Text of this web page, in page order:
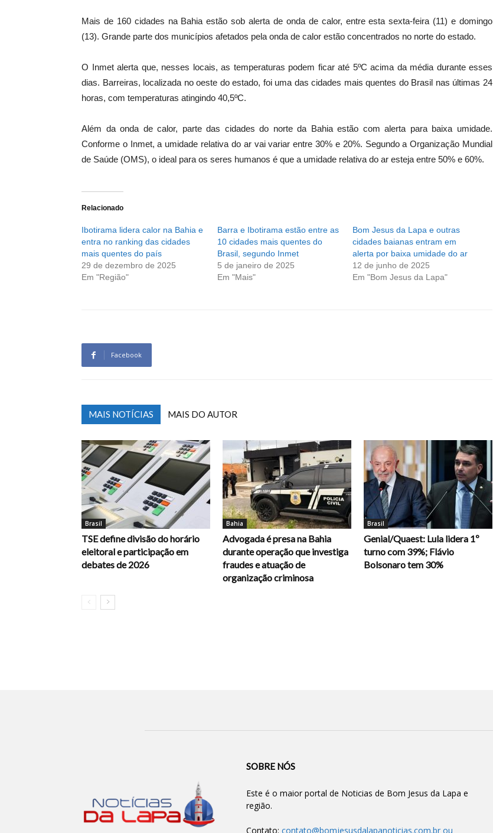
Mais de 160 cidades na Bahia estão sob alerta de onda de calor, entre esta sexta-feira (11) e domingo
(13). Grande parte dos municípios afetados pela onda de calor estão concentrados no norte do estado.
O Inmet alerta que, nesses locais, as temperaturas podem ficar até 5ºC acima da média durante esses
dias. Barreiras, localizada no oeste do estado, foi uma das cidades mais quentes do Brasil nas últimas 24
horas, com temperaturas atingindo 40,5ºC.
Além da onda de calor, parte das cidades do norte da Bahia estão com alerta para baixa umidade.
Conforme o Inmet, a umidade relativa do ar vai variar entre 30% e 20%. Segundo a Organização Mundial
de Saúde (OMS), o ideal para os seres humanos é que a umidade relativa do ar esteja entre 50% e 60%.
Relacionado
Ibotirama lidera calor na Bahia e
entra no ranking das cidades
mais quentes do país
29 de dezembro de 2025
Em "Região"
Barra e Ibotirama estão entre as
10 cidades mais quentes do
Brasil, segundo Inmet
5 de janeiro de 2025
Em "Mais"
Bom Jesus da Lapa e outras
cidades baianas entram em
alerta por baixa umidade do ar
12 de junho de 2025
Em "Bom Jesus da Lapa"
Facebook
MAIS NOTÍCIAS MAIS DO AUTOR
Brasil
TSE define divisão do horário
eleitoral e participação em
debates de 2026
Bahia
Advogada é presa na Bahia
durante operação que investiga
fraudes e atuação de
organização criminosa
Brasil
Genial/Quaest: Lula lidera 1º
turno com 39%; Flávio
Bolsonaro tem 30%
SOBRE NÓS
Este é o maior portal de Noticias de Bom Jesus da Lapa e
região.
Contato: contato@bomjesusdalapanoticias.com.br ou